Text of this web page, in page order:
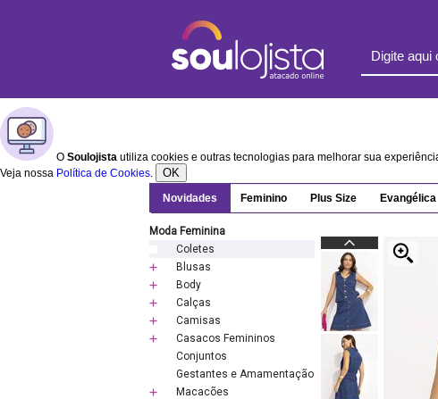
O Soulojista utiliza cookies e outras tecnologias para melhorar sua
Veja nossa Política de Cookies. OK
Novidades Feminino Plus Size Evangélica
Moda Feminina
Coletes
Blusas
Body
Calças
Camisas
Casacos Femininos
Conjuntos
Gestantes e Amamentação
Macacões